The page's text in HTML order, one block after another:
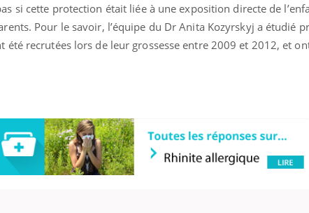
si cette protection était liée à une exposition directe de
Pour le savoir, l’équipe du Dr Anita Kozyrskyj a étudié
été recrutées lors de leur grossesse entre 2009 et 2012, et